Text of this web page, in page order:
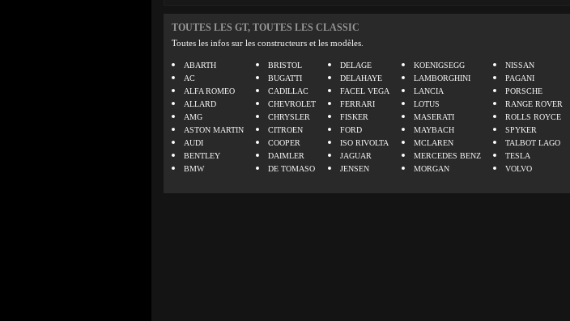
TOUTES LES GT, TOUTES LES CLASSIC
Toutes les infos sur les constructeurs et les modèles.
ABARTH
AC
ALFA ROMEO
ALLARD
AMG
ASTON MARTIN
AUDI
BENTLEY
BMW
BRISTOL
BUGATTI
CADILLAC
CHEVROLET
CHRYSLER
CITROEN
COOPER
DAIMLER
DE TOMASO
DELAGE
DELAHAYE
FACEL VEGA
FERRARI
FISKER
FORD
ISO RIVOLTA
JAGUAR
JENSEN
KOENIGSEGG
LAMBORGHINI
LANCIA
LOTUS
MASERATI
MAYBACH
MCLAREN
MERCEDES BENZ
MORGAN
NISSAN
PAGANI
PORSCHE
RANGE ROVER
ROLLS ROYCE
SPYKER
TALBOT LAGO
TESLA
VOLVO